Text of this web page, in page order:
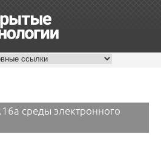
среды электронного